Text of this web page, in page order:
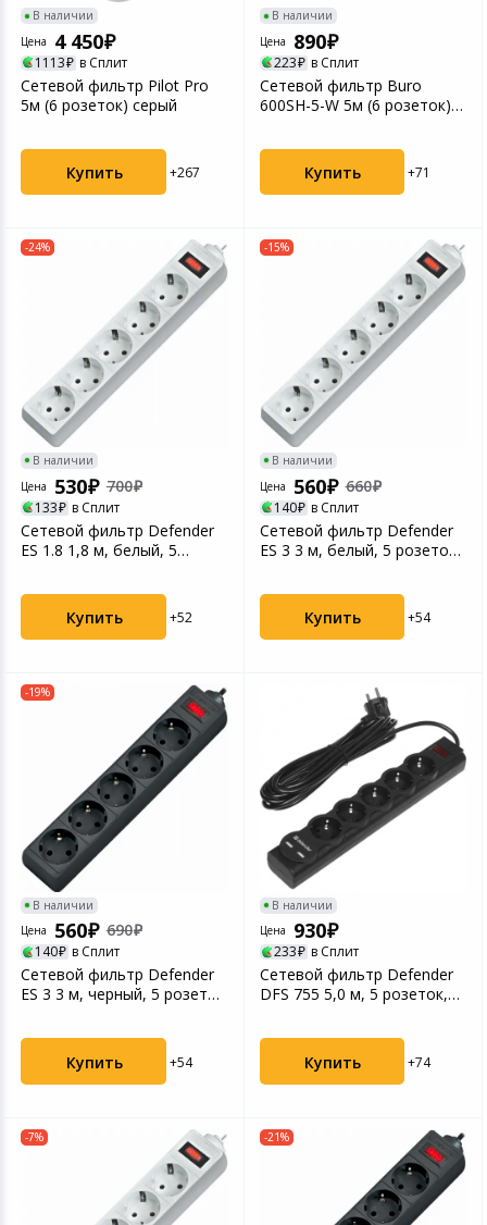
В наличии
Цена
4 450
1113 в Сплит
Сетевой фильтр Pilot Pro
5м (6 розеток) серый
Купить +267
В наличии
Цена
890
223 в Сплит
Сетевой фильтр Buro
600SH-5-W 5м (6 розеток)
Купить +71
-24%
В наличии
Цена
530 700
133 в Сплит
Сетевой фильтр Defender
ES 1.8 1,8 м, белый, 5
Купить +52
-15%
В наличии
Цена
560 660
140 в Сплит
Сетевой фильтр Defender
ES 3 3 м, белый, 5 розеток
Купить +54
-19%
В наличии
Цена
560 690
140 в Сплит
Сетевой фильтр Defender
ES 3 3 м, черный, 5 розеток
Купить +54
В наличии
Цена
930
233 в Сплит
Сетевой фильтр Defender
DFS 755 5,0 м, 5 розеток,
Купить +74
-7% -21%